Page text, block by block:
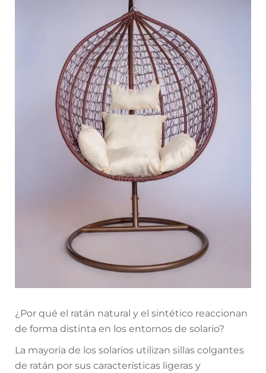
¿Por qué el ratán natural y el sintético reaccionan
de forma distinta en los entornos de solario?
La mayoría de los solarios utilizan sillas colgantes
de ratán por sus características ligeras y